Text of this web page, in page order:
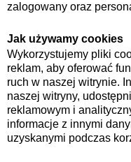
zalogowany oraz
Jak używamy cookies
Wykorzystujemy pliki
reklam, aby oferować
ruch w naszej witrynie.
naszej witryny,
reklamowym i
informacje z innymi
uzyskanymi podczas